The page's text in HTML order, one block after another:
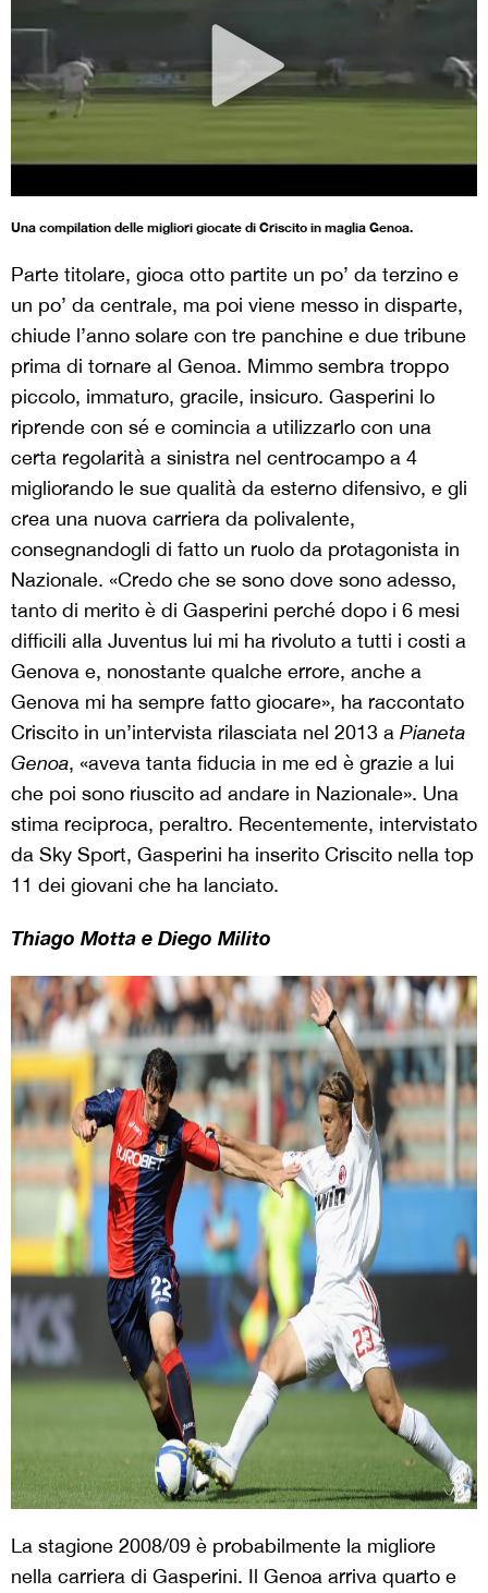
Una compilation delle migliori giocate di Criscito in maglia Genoa.
Parte titolare, gioca otto partite un po’ da terzino e
un po’ da centrale, ma poi viene messo in disparte,
chiude l’anno solare con tre panchine e due tribune
prima di tornare al Genoa. Mimmo sembra troppo
piccolo, immaturo, gracile, insicuro. Gasperini lo
riprende con sé e comincia a utilizzarlo con una
certa regolarità a sinistra nel centrocampo a 4
migliorando le sue qualità da esterno difensivo, e gli
crea una nuova carriera da polivalente,
consegnandogli di fatto un ruolo da protagonista in
Nazionale. «Credo che se sono dove sono adesso,
tanto di merito è di Gasperini perché dopo i 6 mesi
difficili alla Juventus lui mi ha rivoluto a tutti i costi a
Genova e, nonostante qualche errore, anche a
Genova mi ha sempre fatto giocare», ha raccontato
Criscito in un’intervista rilasciata nel 2013 a Pianeta
Genoa, «aveva tanta fiducia in me ed è grazie a lui
che poi sono riuscito ad andare in Nazionale». Una
stima reciproca, peraltro. Recentemente, intervistato
da Sky Sport, Gasperini ha inserito Criscito nella top
11 dei giovani che ha lanciato.
Thiago Motta e Diego Milito
La stagione 2008/09 è probabilmente la migliore
nella carriera di Gasperini. Il Genoa arriva quarto e